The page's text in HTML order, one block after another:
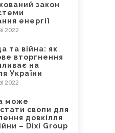
закон
енергії
2022
та війна: як
вторгнення
на
України
2022
може
свопи для
довкілля
– Dixi Group